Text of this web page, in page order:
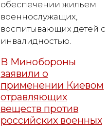
обеспечении жильем
военнослужащих,
воспитывающих детей с
инвалидностью.
В Минобороны
заявили о
применении Киевом
отравляющих
веществ против
российских военных